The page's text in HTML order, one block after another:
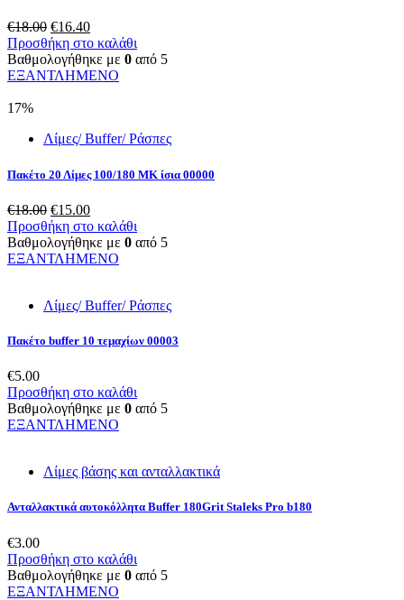
€18.00 Original
price
was:
€18.00.
€16.40Η
τρέχουσα
τιμή
είναι:
Προσθήκη στο καλάθι
Βαθμολογήθηκε με 0 από 5
ΕΞΑΝΤΛΗΜΕΝΟ
17%
Λίμες/ Buffer/ Ράσπες
Πακέτο 20 Λίμες 100/180 ΜΚ ίσια 00000
€18.00 Original
price
was:
€18.00.
€15.00Η
τρέχουσα
τιμή
είναι:
Προσθήκη στο καλάθι
Βαθμολογήθηκε με 0 από 5
ΕΞΑΝΤΛΗΜΕΝΟ
Λίμες/ Buffer/ Ράσπες
Πακέτο buffer 10 τεμαχίων 00003
€5.00
Προσθήκη στο καλάθι
Βαθμολογήθηκε με 0 από 5
ΕΞΑΝΤΛΗΜΕΝΟ
Λίμες βάσης και ανταλλακτικά
Ανταλλακτικά αυτοκόλλητα Buffer 180Grit Staleks Pro b180
€3.00
Προσθήκη στο καλάθι
Βαθμολογήθηκε με 0 από 5
ΕΞΑΝΤΛΗΜΕΝΟ